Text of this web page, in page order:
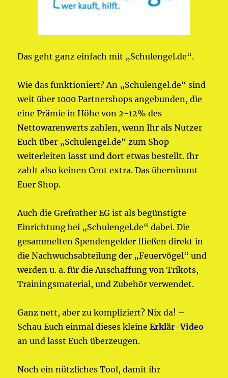
Das geht ganz einfach mit „Schulengel.de“.
Wie das funktioniert? An „Schulengel.de“ sind
weit über 1000 Partnershops angebunden, die
eine Prämie in Höhe von 2-12% des
Nettowarenwerts zahlen, wenn Ihr als Nutzer
Euch über „Schulengel.de“ zum Shop
weiterleiten lasst und dort etwas bestellt. Ihr
zahlt also keinen Cent extra. Das übernimmt
Euer Shop.
Auch die Grefrather EG ist als begünstigte
Einrichtung bei „Schulengel.de“ dabei. Die
gesammelten Spendengelder fließen direkt in
die Nachwuchsabteilung der „Feuervögel“ und
werden u. a. für die Anschaffung von Trikots,
Trainingsmaterial, und Zubehör verwendet.
Ganz nett, aber zu kompliziert? Nix da! –
Schau Euch einmal dieses kleineErklär-Video
an und lasst Euch überzeugen.
Noch ein nützliches Tool, damit ihr